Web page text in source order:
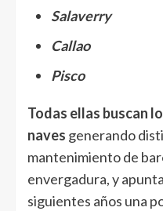
Salaverry
Callao
Pisco
Todas ellas buscan
naves generando
mantenimiento de
envergadura, y
siguientes años una